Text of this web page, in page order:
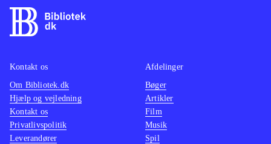
Kontakt os
Om Bibliotek.dk
Hjælp og vejledning
Kontakt os
Privatlivspolitik
Leverandører
Afdelinger
Bøger
Artikler
Film
Musik
Spil